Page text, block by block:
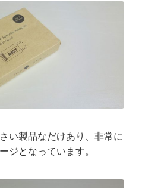
い製品なだけあり、非常に
ジとなっています。